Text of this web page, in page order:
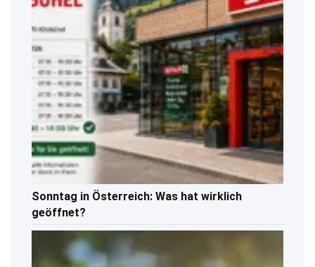
Sonntag in Österreich: Was hat wirklich
geöffnet?